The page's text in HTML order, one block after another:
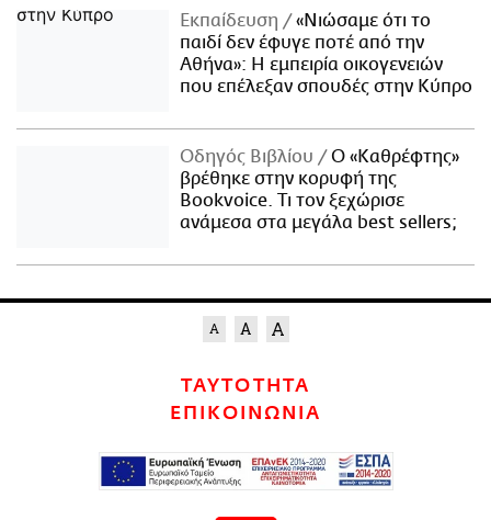
Εκπαίδευση
«Νιώσαμε ότι το
παιδί δεν έφυγε ποτέ από την
Αθήνα»: Η εμπειρία οικογενειών
που επέλεξαν σπουδές στην Κύπρο
Οδηγός Βιβλίου
Ο «Καθρέφτης»
βρέθηκε στην κορυφή της
Bookvoice. Τι τον ξεχώρισε
ανάμεσα στα μεγάλα best sellers;
ΤΑΥΤΟΤΗΤΑ
ΕΠΙΚΟΙΝΩΝΙΑ